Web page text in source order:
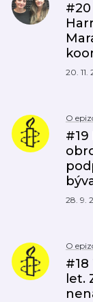
20. 11.
O
#19
28. 9.
O
#18
let.